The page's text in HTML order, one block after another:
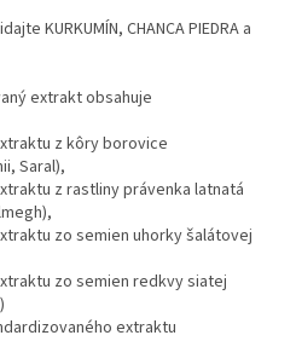
KURKUMÍN, CHANCA PIEDRA a
extrakt obsahuje
z kôry borovice
Saral),
z rastliny právenka latnatá
zo semien uhorky šalátovej
zo semien redkvy siatej
extraktu